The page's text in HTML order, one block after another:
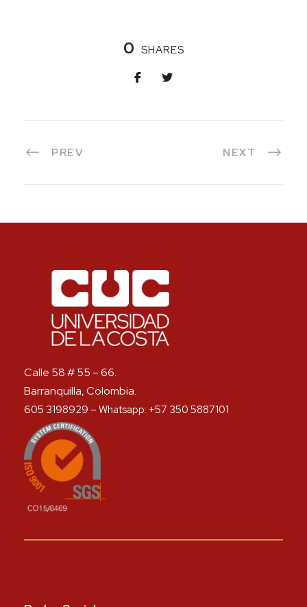
0 SHARES
PREV NEXT
Calle 58 # 55 – 66.
Barranquilla, Colombia.
605 3198929 – Whatsapp: +57 350 5887101